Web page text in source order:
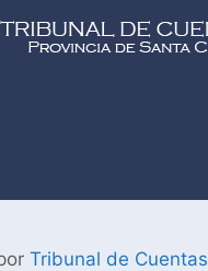
Tribunal de Cuentas